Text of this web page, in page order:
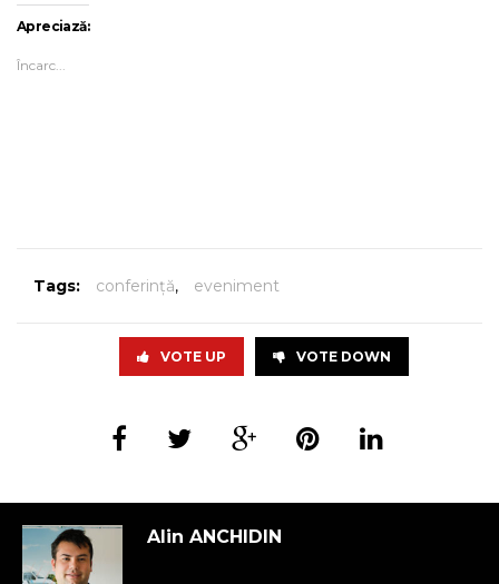
Apreciază:
Încarc...
Tags: conferinţă, eveniment
VOTE UP VOTE DOWN
Alin ANCHIDIN